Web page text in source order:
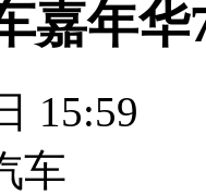
嘉年
15:59
车